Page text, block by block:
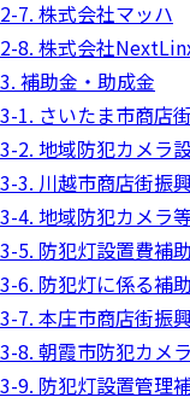
2-7. 株式会社マッハ
2-8. 株式会社
3. 補助金・助成金
3-1. さいたま市商店
3-2. 地域防犯カメラ
3-3. 川越市商店街振
3-4. 地域防犯カメラ
3-5. 防犯灯設置費補
3-6. 防犯灯に係る補
3-7. 本庄市商店街振
3-8. 朝霞市防犯カメ
3-9. 防犯灯設置管理